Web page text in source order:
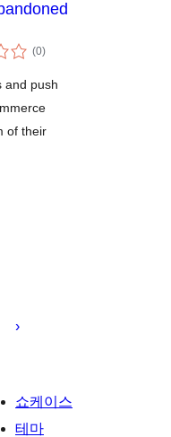
(0전
체)
and push
of their
쇼케이스
테마